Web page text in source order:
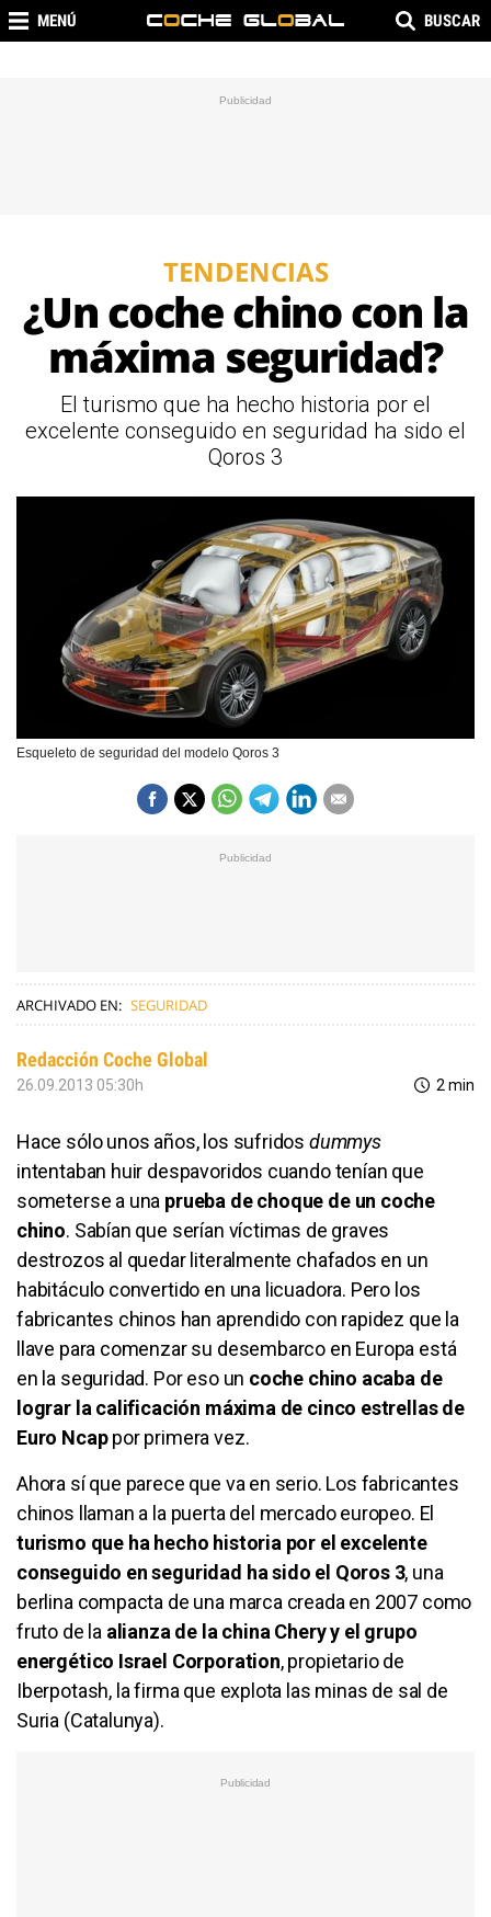
MENÚ BUSCAR
TENDENCIAS
¿Un coche chino con la
máxima seguridad?
El turismo que ha hecho historia por el
excelente conseguido en seguridad ha sido el
Qoros 3
Esqueleto de seguridad del modelo Qoros 3
ARCHIVADO EN: SEGURIDAD
Redacción Coche Global
26.09.2013 05:30h 2 min
Hace sólo unos años, los sufridos dummys
intentaban huir despavoridos cuando tenían que
someterse a una prueba de choque de un coche
chino. Sabían que serían víctimas de graves
destrozos al quedar literalmente chafados en un
habitáculo convertido en una licuadora. Pero los
fabricantes chinos han aprendido con rapidez que la
llave para comenzar su desembarco en Europa está
en la seguridad. Por eso un coche chino acaba de
lograr la calificación máxima de cinco estrellas de
Euro Ncappor primera vez.
Ahora sí que parece que va en serio. Los fabricantes
chinos llaman a la puerta del mercado europeo. El
turismo que ha hecho historia por el excelente
conseguido en seguridad ha sido el Qoros 3, una
berlina compacta de una marca creada en 2007 como
fruto de la alianza de la china Chery y el grupo
energético Israel Corporation, propietario de
Iberpotash, la firma que explota las minas de sal de
Suria (Catalunya).